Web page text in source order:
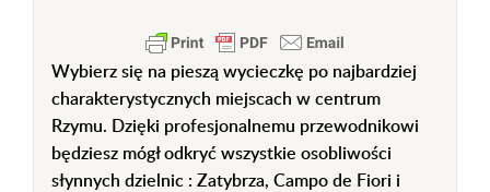
Wybierz się na pieszą wycieczkę po najbardziej
charakterystycznych miejscach w centrum
Rzymu. Dzięki profesjonalnemu przewodnikowi
będziesz mógł odkryć wszystkie osobliwości
słynnych dzielnic : Zatybrza, Campo de Fiori i